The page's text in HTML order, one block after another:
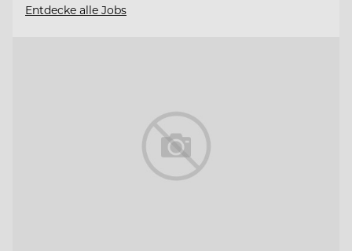
Entdecke alle Jobs